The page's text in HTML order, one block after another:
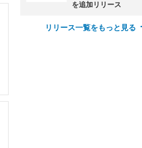
を追加リリース
リリース一覧をもっと見る